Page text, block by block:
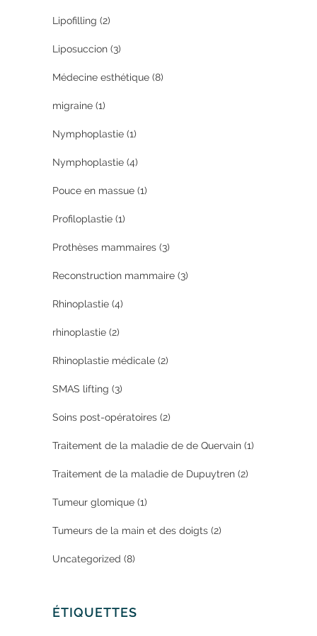
Lipofilling (2)
Liposuccion (3)
Médecine esthétique (8)
migraine (1)
Nymphoplastie (1)
Nymphoplastie (4)
Pouce en massue (1)
Profiloplastie (1)
Prothèses mammaires (3)
Reconstruction mammaire (3)
Rhinoplastie (4)
rhinoplastie (2)
Rhinoplastie médicale (2)
SMAS lifting (3)
Soins post-opératoires (2)
Traitement de la maladie de de Quervain (1)
Traitement de la maladie de Dupuytren (2)
Tumeur glomique (1)
Tumeurs de la main et des doigts (2)
Uncategorized (8)
ÉTIQUETTES